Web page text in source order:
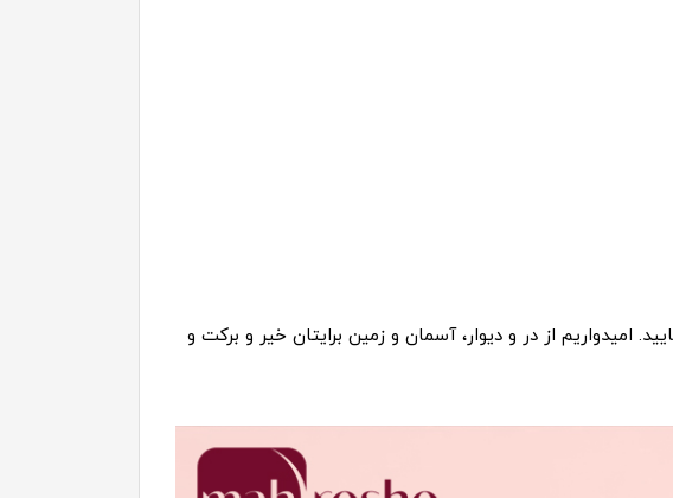
امیدواریم از در و دیوار، آسمان و زمین برایتان خیر و برکت و